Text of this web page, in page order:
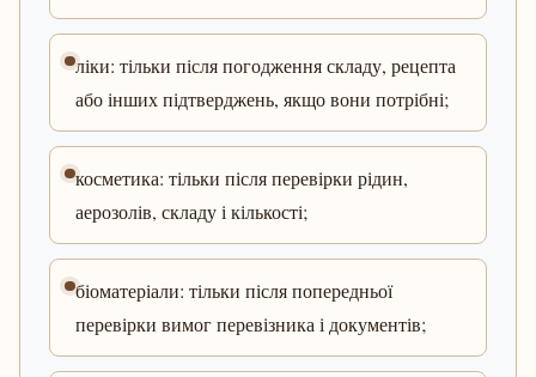
ліки: тільки після погодження складу, рецепта
або інших підтверджень, якщо вони потрібні;
косметика: тільки після перевірки рідин,
аерозолів, складу і кількості;
біоматеріали: тільки після попередньої
перевірки вимог перевізника і документів;